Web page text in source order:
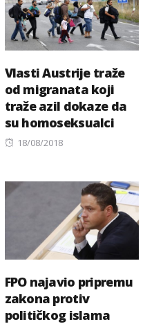
Vlasti Austrije traže
od migranata koji
traže azil dokaze da
su homoseksualci
Posted
18/08/2018
FPO najavio pripremu
zakona protiv
političkog islama